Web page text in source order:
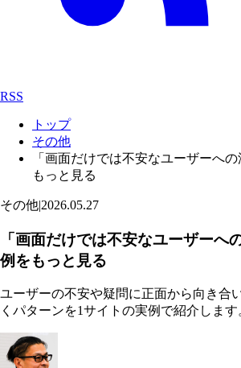
RSS
トップ
その他
「画面だけでは不安なユーザーへ
もっと見る
その他|2026.05.27
「画面だけでは不安なユーザーへ
例をもっと見る
ユーザーの不安や疑問に正面から向き合
くパターンを1サイトの実例で紹介します